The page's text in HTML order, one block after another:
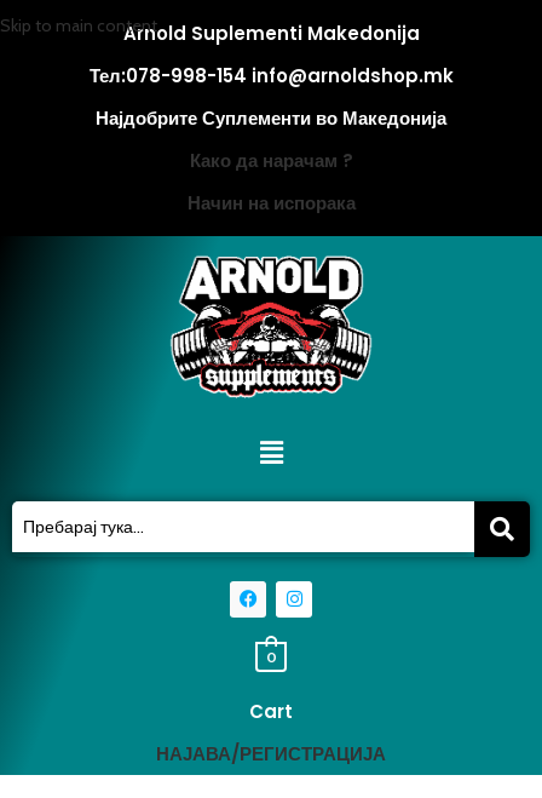
Skip to main contentArnold Suplementi Makedonija
Тел:078-998-154 info@arnoldshop.mk
Најдобрите Суплементи во Македонија
Како да нарачам ?
Начин на испорака
0
Cart
НАЈАВА/РЕГИСТРАЦИЈА